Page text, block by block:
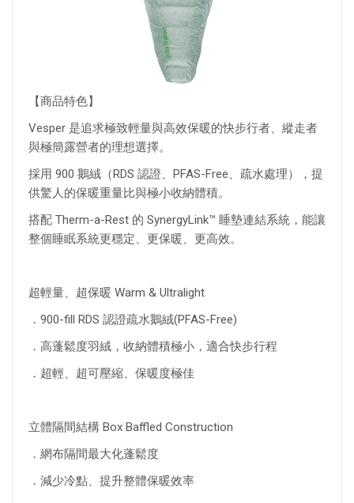
【商品特色】
Vesper 是追求極致輕量與高效保暖的快步行者、縱走者
與極簡露營者的理想選擇。
採用 900 鵝絨（RDS 認證、PFAS-Free、疏水處理），提
供驚人的保暖重量比與極小收納體積。
搭配 Therm-a-Rest 的 SynergyLink™ 睡墊連結系統，能讓
整個睡眠系統更穩定、更保暖、更高效。
超輕量、超保暖 Warm & Ultralight
．900-fill RDS 認證疏水鵝絨(PFAS-Free)
．高蓬鬆度羽絨，收納體積極小，適合快步行程
．超輕、超可壓縮、保暖度極佳
立體隔間結構 Box Baffled Construction
．網布隔間最大化蓬鬆度
．減少冷點、提升整體保暖效率